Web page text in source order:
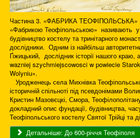
Частина 3. «ФАБРИКА ТЕОФІПОЛЬСЬКА»
«Фабрикою Теофіпольською» називають
будівництво костелу та тринітарного
дослідники. Одним із найбільш
Ґіжицький, дослідник історії нашого краю,
wazniej szychmiejscowosci w powiecie
Wolyniu».
Уродженець села Михнівка
історичній спільноті під псевдонімами
Кристин Мазовєцкі, Смора,
докладний опис фундації, будівництва,
Теофіпольського костелу Святої Трійці та
Детальніше: До 600-річчя Теофіполя